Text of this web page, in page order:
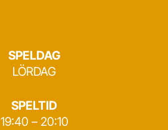
SPELDAG
LÖRDAG
SPELTID
19:40 – 20:10